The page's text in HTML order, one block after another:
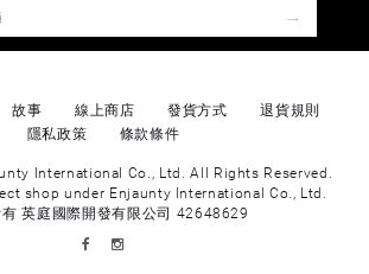
→
故事 線上商店 發貨方式
退貨規則
隱私政策
條款條件
International Co., Ltd. All Rights Reserved.
shop under Enjaunty International Co., Ltd.
有 英庭國際開發有限公司 42648629